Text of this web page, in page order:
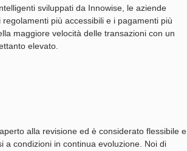
sviluppati da Innowise, le aziende
più accessibili e i pagamenti più
maggiore velocità delle transazioni con un
elevato.
alla revisione ed è considerato flessibile e
a condizioni in continua evoluzione. Noi di